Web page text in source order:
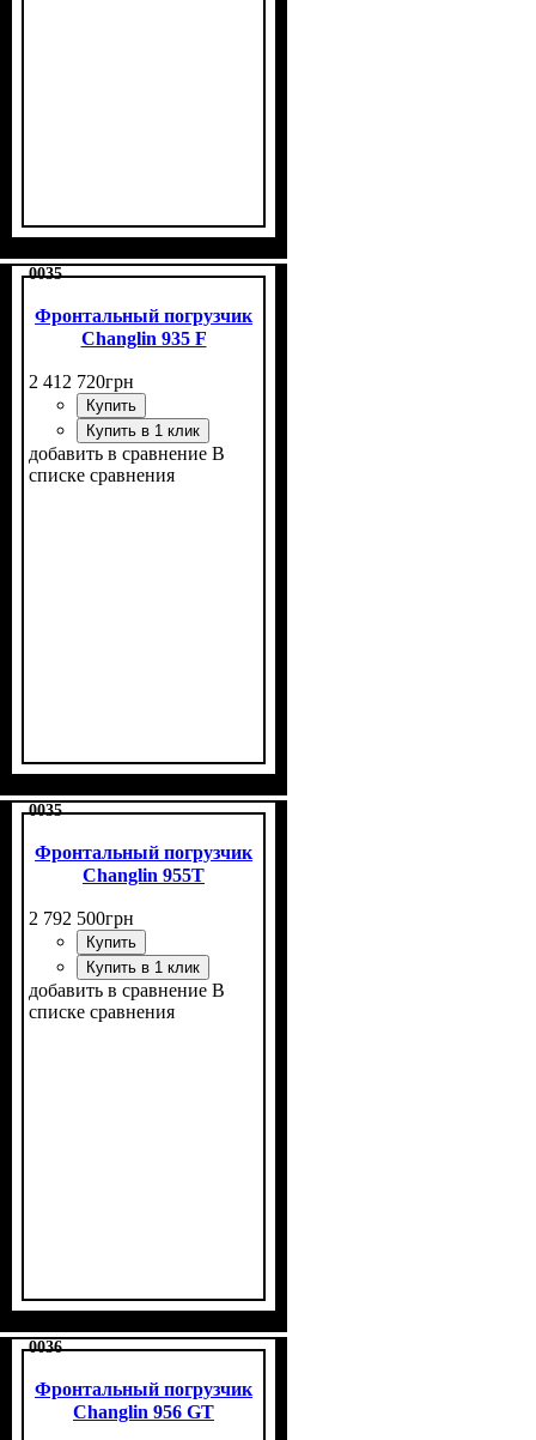
0035
Фронтальный погрузчик
Changlin 935 F
2 412 720грн
Купить
Купить в 1 клик
добавить в сравнение В
списке сравнения
0035
Фронтальный погрузчик
Changlin 955T
2 792 500грн
Купить
Купить в 1 клик
добавить в сравнение В
списке сравнения
0036
Фронтальный погрузчик
Changlin 956 GT